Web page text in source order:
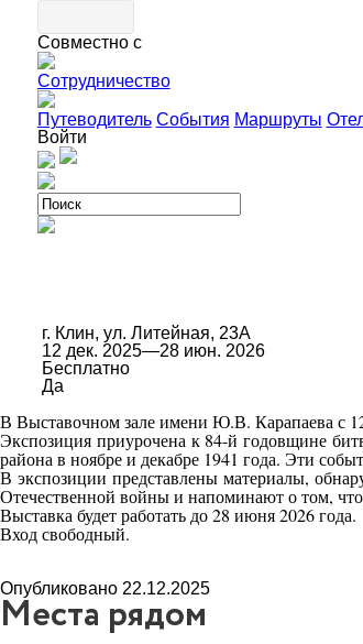
Совместно с
Сотрудничество
Путеводитель События Маршруты
Войти
г. Клин, ул. Литейная, 23А
12 дек. 2025—28 июн. 2026
Бесплатно
Да
В Выставочном зале имени Ю.В. Карапаева с
Экспозиция приурочена к 84-й годовщине
района в ноябре и декабре 1941 года. Эти
В экспозиции представлены материалы,
Отечественной войны и напоминают о том,
Выставка будет работать до 28 июня 2026 года.
Вход свободный.
Опубликовано 22.12.2025
Места рядом